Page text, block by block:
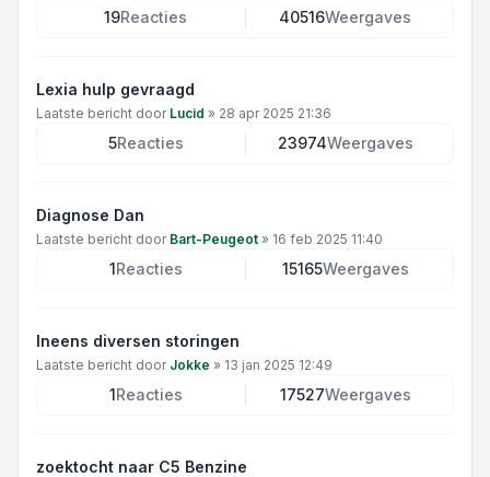
19Reacties 40516Weergaves
Lexia hulp gevraagd
Laatste bericht door Lucid » 28 apr 2025 21:36
5Reacties 23974Weergaves
Diagnose Dan
Laatste bericht door Bart-Peugeot » 16 feb 2025 11:40
1Reacties 15165Weergaves
Ineens diversen storingen
Laatste bericht door Jokke » 13 jan 2025 12:49
1Reacties 17527Weergaves
zoektocht naar C5 Benzine